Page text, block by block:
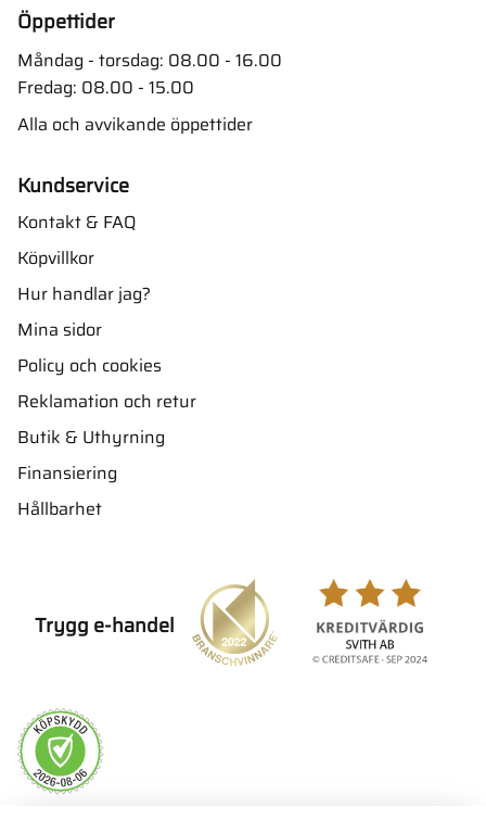
Öppettider
Måndag - torsdag: 08.00 - 16.00
Fredag: 08.00 - 15.00
Alla och avvikande öppettider
Kundservice
Kontakt & FAQ
Köpvillkor
Hur handlar jag?
Mina sidor
Policy och cookies
Reklamation och retur
Butik & Uthyrning
Finansiering
Hållbarhet
Trygg e-handel